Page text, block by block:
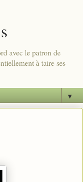
avec le patron de
à taire ses
▼